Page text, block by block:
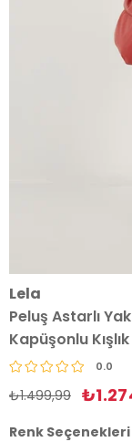
Lela
Peluş Astarlı
Kapüşonlu
0.0
₺1.499,99
Renk Seçenekleri